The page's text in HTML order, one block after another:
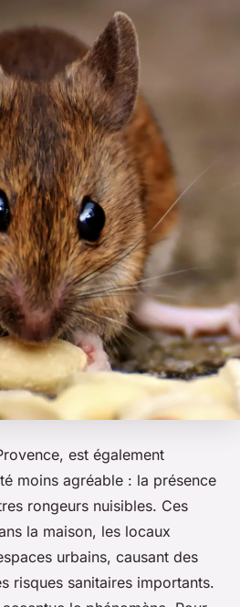
est également
moins agréable : la présence
rongeurs nuisibles. Ces
la maison, les locaux
urbains, causant des
risques sanitaires importants.